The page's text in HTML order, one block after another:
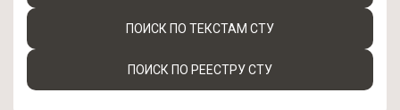
ПОИСК ПО ТЕКСТАМ СТУ
ПОИСК ПО РЕЕСТРУ СТУ